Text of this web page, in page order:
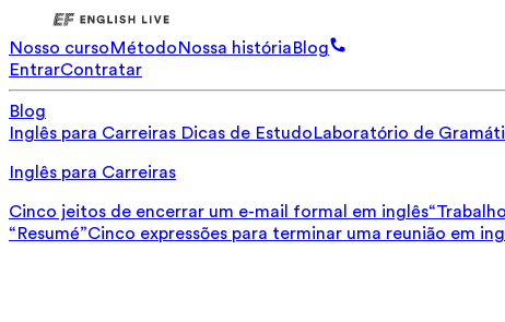
Nosso cursoMétodoNossa históriaBlog
EntrarContratar
Blog
Inglês para Carreiras Dicas de EstudoLaboratório de
Inglês para Carreiras
Cinco jeitos de encerrar um e-mail formal em inglês
“Resumé”Cinco expressões para terminar uma reunião em